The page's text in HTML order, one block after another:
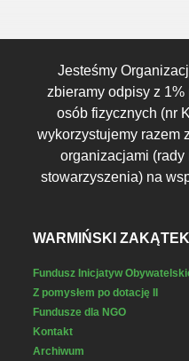
Jesteśmy
zbieramy odpisy z
osób fizycznych (nr
wykorzystujemy razem
organizacjami (rady
stowarzyszenia) na
WARMIŃSKI ZAKĄTEK
Fundusz Inicjatyw
Z pomysłem po dotację II
Fundusze dla NGO
Kontakt
Archiwum